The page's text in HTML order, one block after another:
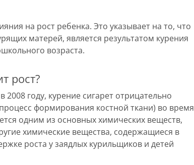
на рост ребенка. Это указывает на то, что
матерей, является результатом курения
возраста.
рост?
году, курение сигарет отрицательно
формирования костной ткани) во время
одним из основных химических веществ,
химические вещества, содержащиеся в
роста у заядлых курильщиков и детей